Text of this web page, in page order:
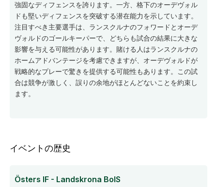
強固なディフェンスを誇ります。一方、格下のオーデヴォル
ドも堅いディフェンスを突破する潜在能力を示しています。
注目すべき主要選手は、ランスクルナのフォワードとオーデ
ヴォルドのゴールキーパーで、どちらも試合の結果に大きな
影響を与える可能性があります。賭ける人はランスクルナの
ホームアドバンテージを考慮できますが、オーデヴォルドが
戦略的なプレーで驚きを提供する可能性もあります。この試
合は競争が激しく、誤りの余地がほとんどないことを約束し
ます。
イベントの歴史
Östers IF - Landskrona BoIS